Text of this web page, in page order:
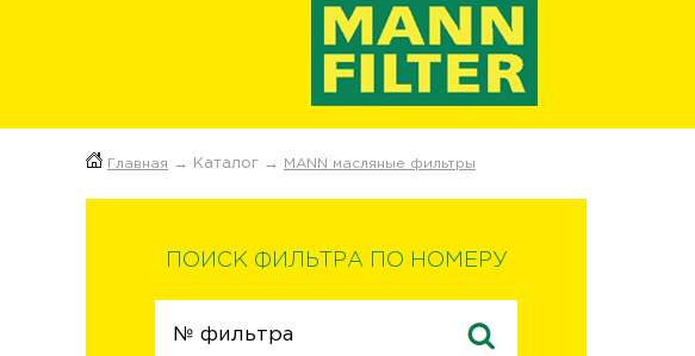
Главная → Каталог → MANN масляные фильтры
ПОИСК ФИЛЬТРА ПО НОМЕРУ